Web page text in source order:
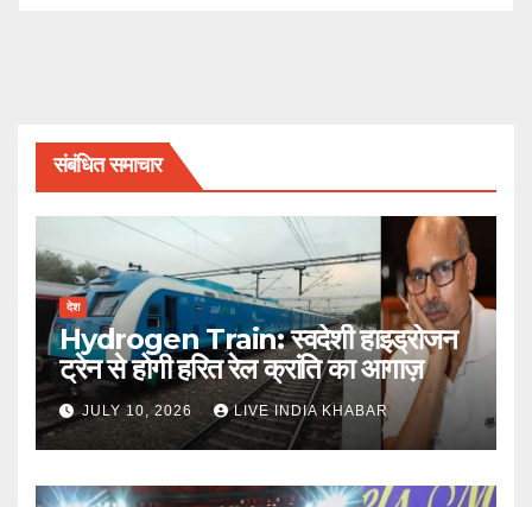
संबंधित समाचार
देश
Hydrogen Train: स्वदेशी हाइड्रोजन
ट्रेन से होगी हरित रेल क्रांति का आगाज़
JULY 10, 2026 LIVE INDIA KHABAR